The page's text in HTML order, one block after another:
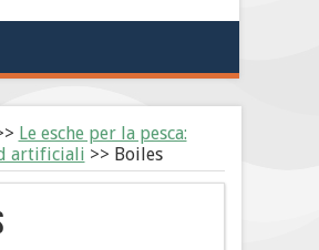
Le esche per la pesca:
artificiali >> Boiles